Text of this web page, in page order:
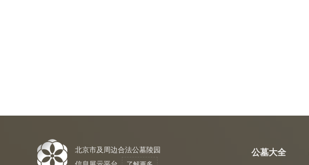
北京市及周边合法公墓陵园
公墓大全